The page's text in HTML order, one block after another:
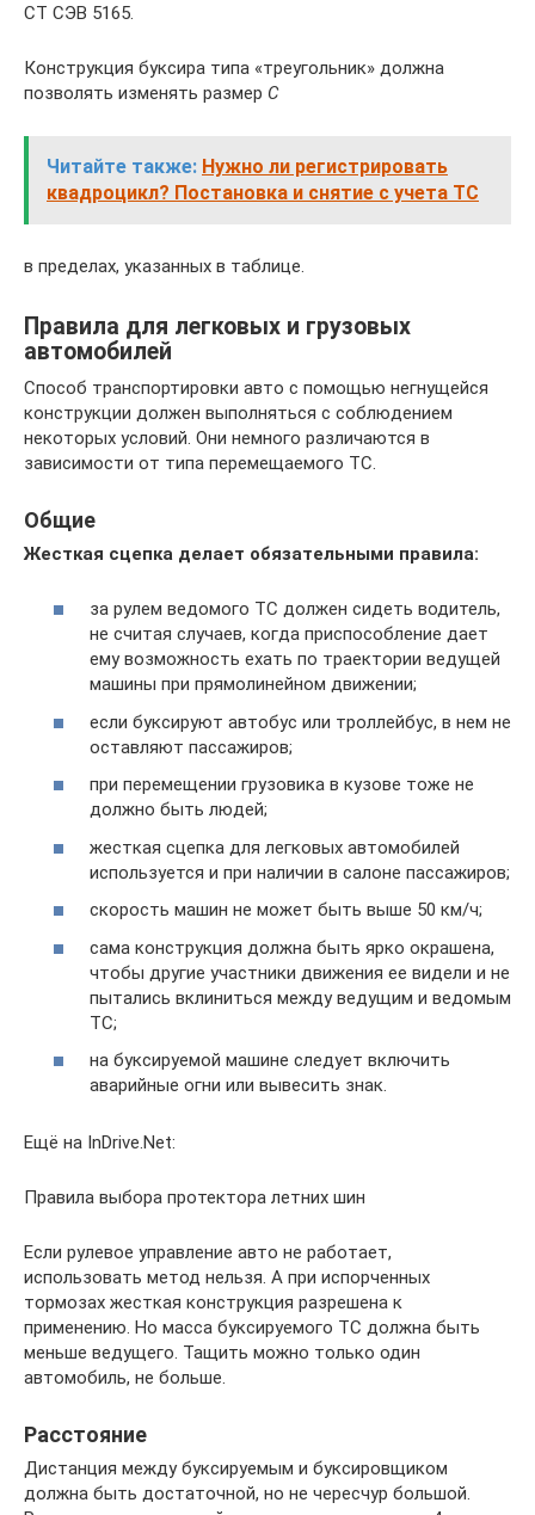
СТ СЭВ 5165.
Конструкция буксира типа «треугольник» должна
позволять изменять размер С
Читайте также: Нужно ли регистрировать
квадроцикл? Постановка и снятие с учета ТС
в пределах, указанных в таблице.
Правила для легковых и грузовых
автомобилей
Способ транспортировки авто с помощью негнущейся
конструкции должен выполняться с соблюдением
некоторых условий. Они немного различаются в
зависимости от типа перемещаемого ТС.
Общие
Жесткая сцепка делает обязательными правила:
за рулем ведомого ТС должен сидеть водитель,
не считая случаев, когда приспособление дает
ему возможность ехать по траектории ведущей
машины при прямолинейном движении;
если буксируют автобус или троллейбус, в нем не
оставляют пассажиров;
при перемещении грузовика в кузове тоже не
должно быть людей;
жесткая сцепка для легковых автомобилей
используется и при наличии в салоне пассажиров;
скорость машин не может быть выше 50 км/ч;
сама конструкция должна быть ярко окрашена,
чтобы другие участники движения ее видели и не
пытались вклиниться между ведущим и ведомым
ТС;
на буксируемой машине следует включить
аварийные огни или вывесить знак.
Ещё на InDrive.Net:
Правила выбора протектора летних шин
Если рулевое управление авто не работает,
использовать метод нельзя. А при испорченных
тормозах жесткая конструкция разрешена к
применению. Но масса буксируемого ТС должна быть
меньше ведущего. Тащить можно только один
автомобиль, не больше.
Расстояние
Дистанция между буксируемым и буксировщиком
должна быть достаточной, но не чересчур большой.